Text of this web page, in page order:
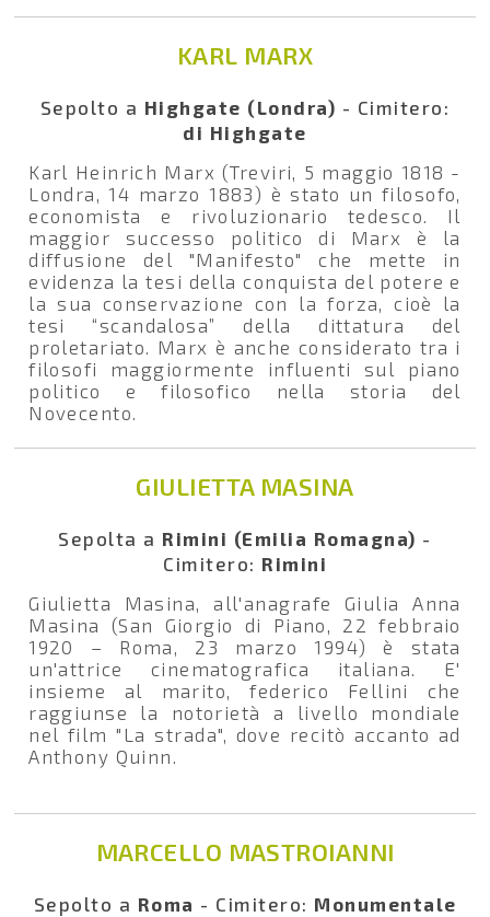
KARL MARX
Sepolto a Highgate (Londra) - Cimitero:
di Highgate
Karl Heinrich Marx (Treviri, 5 maggio 1818 -
Londra, 14 marzo 1883) è stato un filosofo,
economista e rivoluzionario tedesco. Il
maggior successo politico di Marx è la
diffusione del "Manifesto" che mette in
evidenza la tesi della conquista del potere e
la sua conservazione con la forza, cioè la
tesi “scandalosa” della dittatura del
proletariato. Marx è anche considerato tra i
filosofi maggiormente influenti sul piano
politico e filosofico nella storia del
Novecento.
GIULIETTA MASINA
Sepolta aRimini (Emilia Romagna) -
Cimitero: Rimini
Giulietta Masina, all'anagrafe Giulia Anna
Masina (San Giorgio di Piano, 22 febbraio
1920 – Roma, 23 marzo 1994) è stata
un'attrice cinematografica italiana. E'
insieme al marito, federico Fellini che
raggiunse la notorietà a livello mondiale
nel film "La strada", dove recitò accanto ad
Anthony Quinn.
MARCELLO MASTROIANNI
Sepolto a Roma - Cimitero: Monumentale